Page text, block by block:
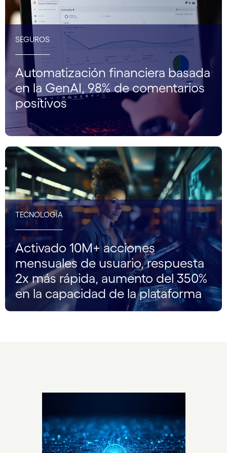
SEGUROS
Automatización financiera basada
en la GenAI, 98% de comentarios
positivos
TECNOLOGÍA
Activado 10M+ acciones
mensuales de usuario, respuesta
2x más rápida, aumento del 350%
en la capacidad de la plataforma